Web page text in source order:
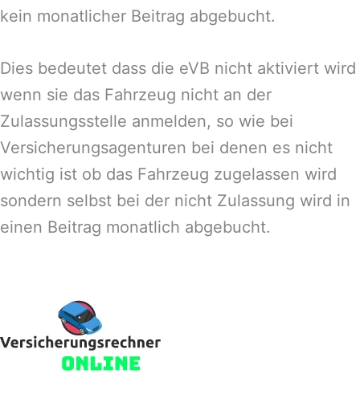
kein monatlicher Beitrag abgebucht.
Dies bedeutet dass die eVB nicht aktiviert wird
wenn sie das Fahrzeug nicht an der
Zulassungsstelle anmelden, so wie bei
Versicherungsagenturen bei denen es nicht
wichtig ist ob das Fahrzeug zugelassen wird
sondern selbst bei der nicht Zulassung wird in
einen Beitrag monatlich abgebucht.